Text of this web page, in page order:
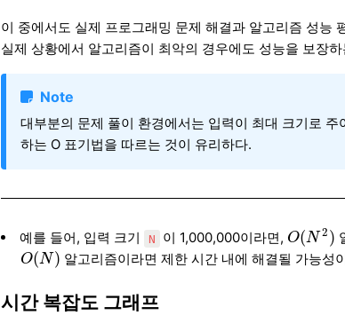
이 중에서도 실제 프로그래밍 문제 해결과 알고리즘 성능
실제 상황에서 알고리즘이 최악의 경우에도 성능을 보장
Note
대부분의 문제 풀이 환경에서는 입력이 최대 크기로
하는 O 표기법을 따르는 것이 유리하다.
예를 들어, 입력 크기 N 이 1,000,000이라면, O(N 2)
O(N2)
O(N)
O(N) 알고리즘이라면 제한 시간 내에 해결될 가능성
시간 복잡도 그래프